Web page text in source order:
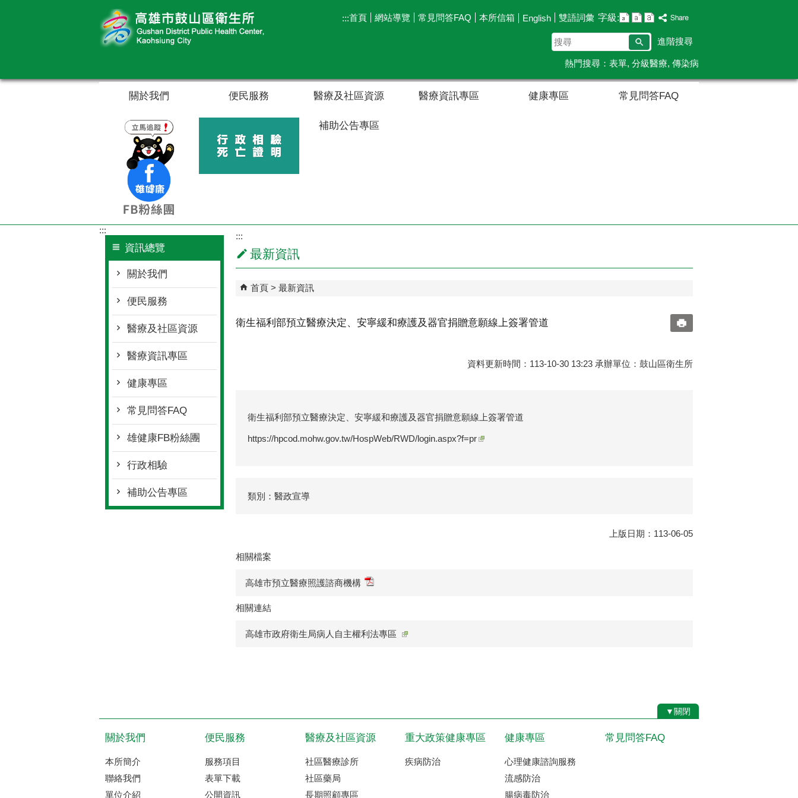
:::首頁 網站導覽 常見問答FAQ 本所信箱 English 雙語詞彙 字級:
搜
尋
進階搜尋
熱門搜尋： 表單 分級醫療 傳染病
關於我們 便民服務 醫療及社區資源 醫療資訊專區 健康專區 常見問答FAQ
補助公告專區
:::
資訊總覽
關於我們
便民服務
醫療及社區資源
醫療資訊專區
健康專區
常見問答FAQ
雄健康FB粉絲團
行政相驗
補助公告專區
:::
最新資訊
首頁 最新資訊
衛生福利部預立醫療決定、安寧緩和療護及器官捐贈意願線上簽署管道
資料更新時間：113-10-30 13:23 承辦單位：鼓山區衛生所
衛生福利部預立醫療決定、安寧緩和療護及器官捐贈意願線上簽署管道
https://hpcod.mohw.gov.tw/HospWeb/RWD/login.aspx?f=pr
類別：醫政宣導
上版日期：113-06-05
相關檔案
高雄市預立醫療照護諮商機構
相關連結
高雄市政府衛生局病人自主權利法專區
▼關閉
關於我們
本所簡介
聯絡我們
單位介紹
便民服務
服務項目
表單下載
公開資訊
醫療及社區資源
社區醫療診所
社區藥局
長期照顧專區
重大政策健康專區
疾病防治
健康專區
心理健康諮詢服務
流感防治
腸病毒防治
常見問答FAQ